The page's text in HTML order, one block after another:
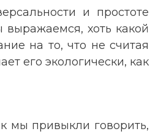
и простоте
выражаемся, хоть какой
на то, что не считая
его экологически, как
мы привыкли говорить,